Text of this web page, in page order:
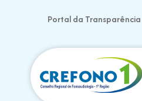
Portal da Transparência